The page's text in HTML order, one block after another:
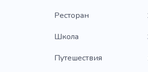
Ресторан
Школа
Путешествия